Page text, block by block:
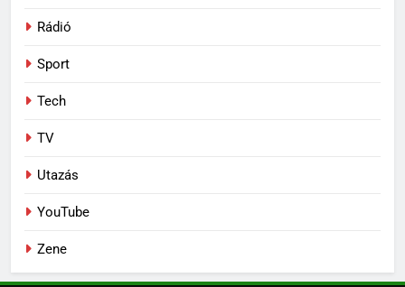
Rádió
Sport
Tech
TV
Utazás
YouTube
Zene